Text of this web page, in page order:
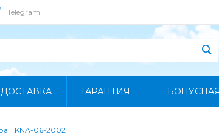
Telegram
ДОСТАВКА ГАРАНТИЯ
KNA-06-2002